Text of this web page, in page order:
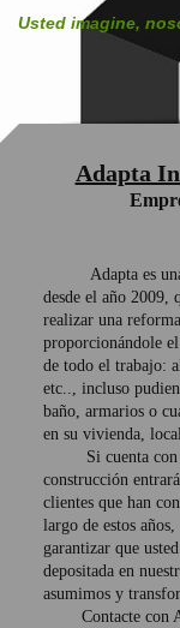
Usted imagine,
Adapta
Adapta es una
desde el año 2009,
realizar una
proporcionándole el
de todo el trabajo:
etc.., incluso
baño, armarios o
en su vivienda,
Si cuenta con
construcción
clientes que han
largo de estos
garantizar que
depositada en
asumimos y
Contacte con